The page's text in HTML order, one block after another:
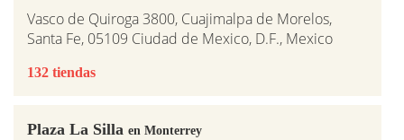
Vasco de Quiroga 3800, Cuajimalpa de Morelos,
Santa Fe, 05109 Ciudad de Mexico, D.F., Mexico
132 tiendas
Plaza La Silla en Monterrey